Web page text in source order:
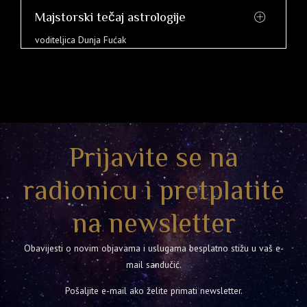
Majstorski tečaj astrologije
voditeljica Dunja Fućak
Prijavite se na
radionicu i pretplatite
na newsletter
Obavijesti o novim objavama i uslugama besplatno stižu u vaš e-
mail sandučić.
Pošaljite e-mail ako želite primati newsletter.